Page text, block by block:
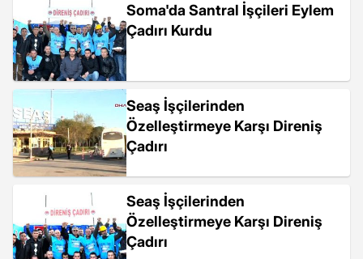
Soma'da Santral İşçileri Eylem
Çadırı Kurdu
Seaş İşçilerinden
Özelleştirmeye Karşı Direniş
Çadırı
Seaş İşçilerinden
Özelleştirmeye Karşı Direniş
Çadırı